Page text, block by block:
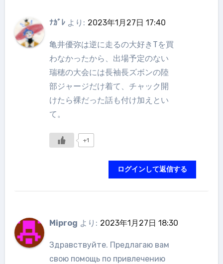
ﾅｶﾞﾚ より: 2023年1月27日 17:40
亀井優弥は逆に走るの大好きTを買
わなかったから、出場予定のない
瑞穂の大会には長袖長ズボンの陸
部ジャージだけ着て、チャック開
けたら裸だった話も付け加えとい
て。
+1
ログインして返信する
Miprog より: 2023年1月27日 18:30
Здравствуйте. Предлагаю вам
свою помощь по привлечению